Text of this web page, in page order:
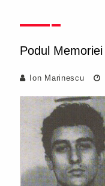
Podul Memoriei
Ion Marinescu